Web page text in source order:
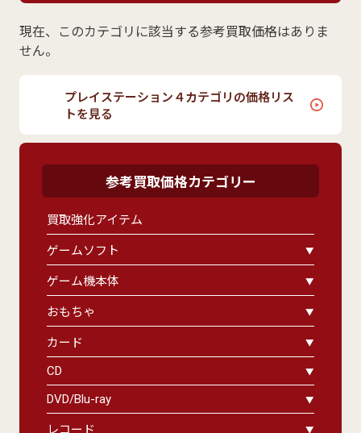
現在、このカテゴリに該当する参考買取価格はありま
せん。
プレイステーション４カテゴリの価格リス
トを見る
参考買取価格カテゴリー
買取強化アイテム
ゲームソフト
ゲーム機本体
おもちゃ
カード
CD
DVD/Blu-ray